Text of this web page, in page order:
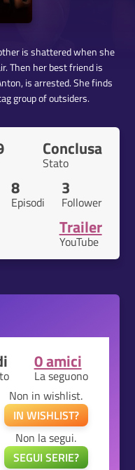
is shattered when she
Then her best friend is
is arrested. She finds
group of outsiders.
Conclusa
Stato
8
Episodi
3
Follower
Trailer
YouTube
0 amici
La seguono
Non in wishlist.
IN WISHLIST?
Non la segui.
SEGUI SERIE?